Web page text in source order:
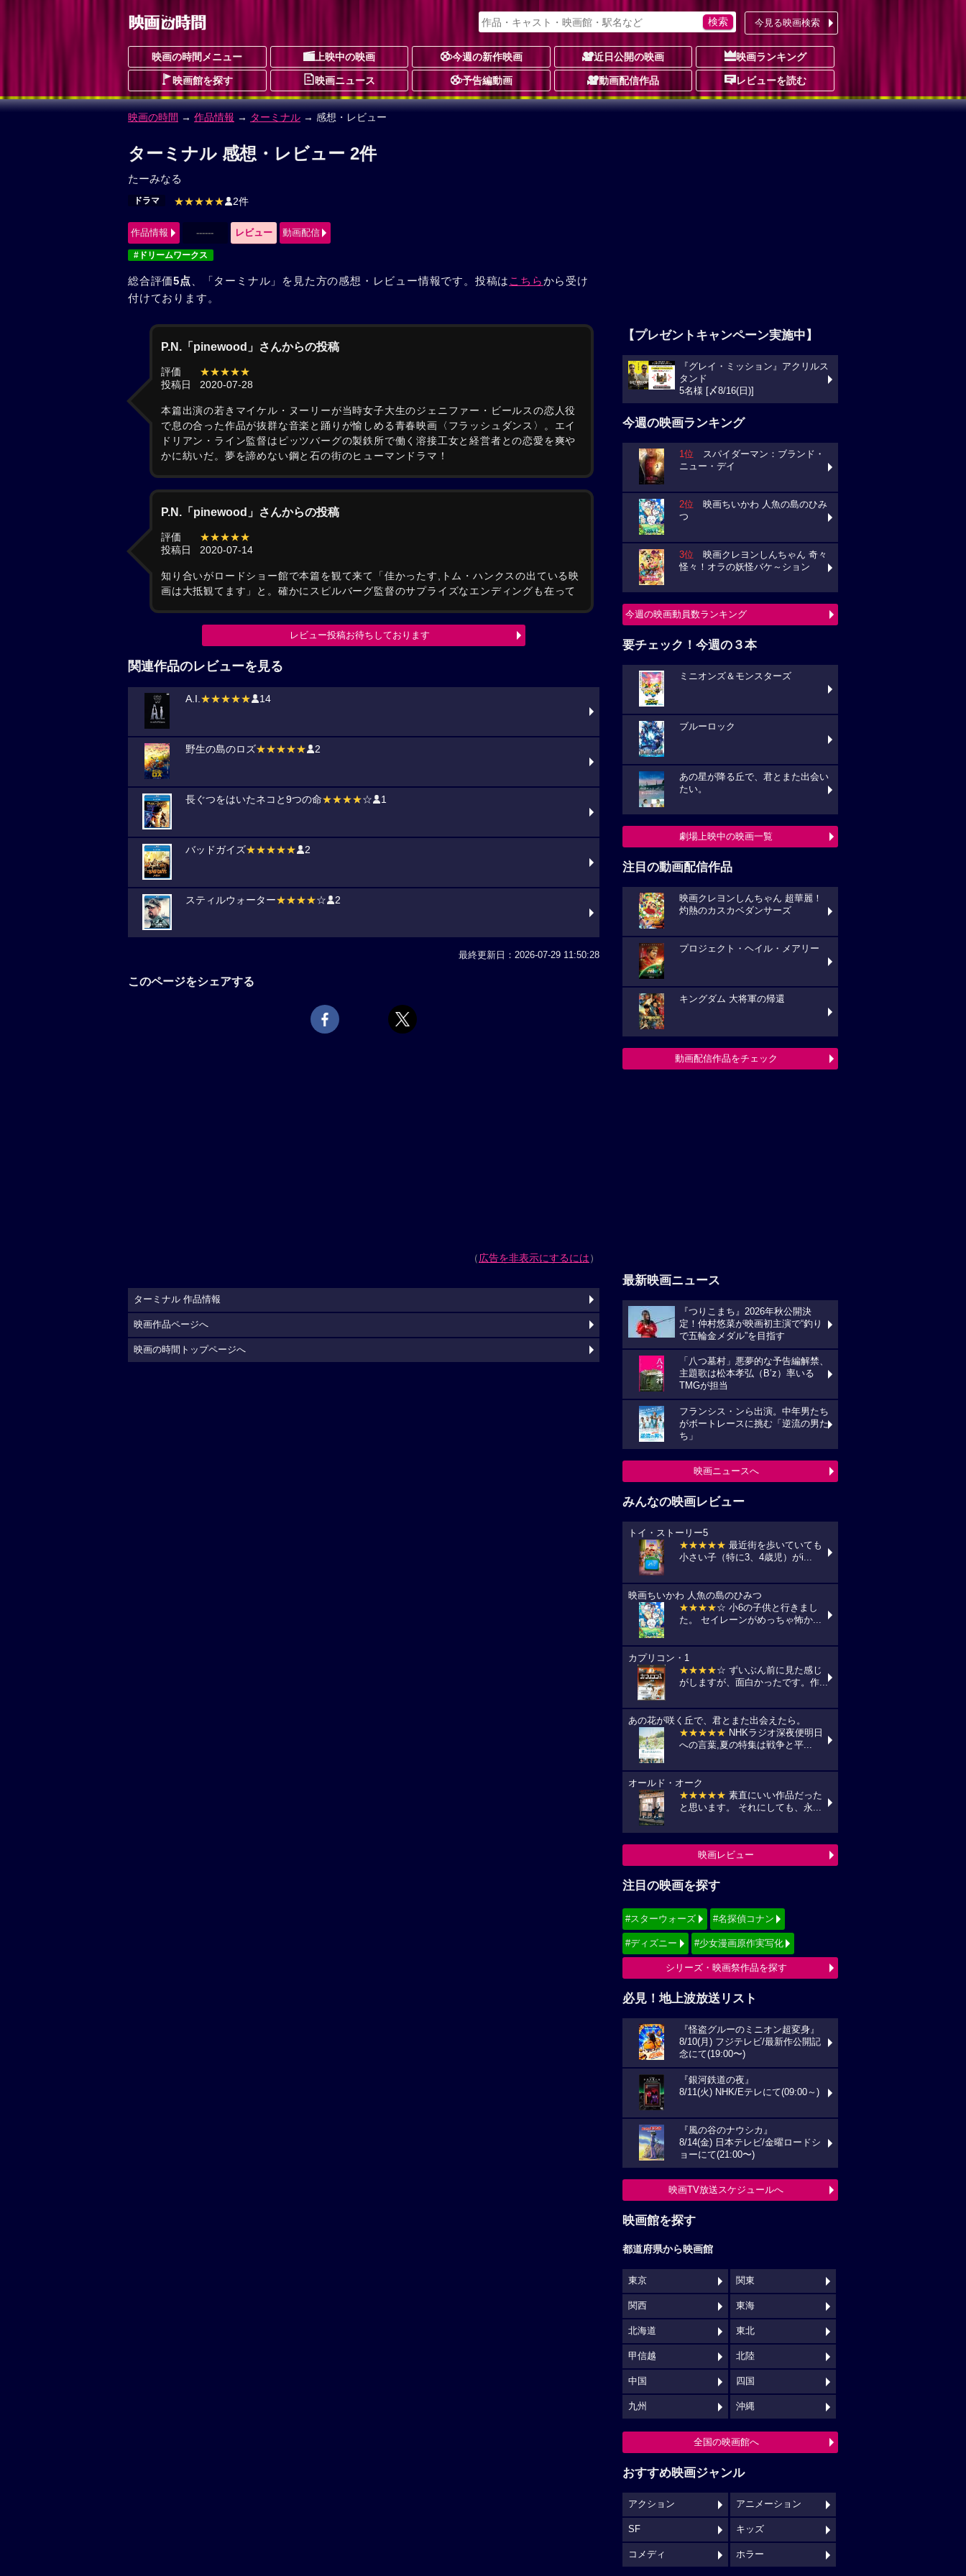
今見る映画検索
映画の時間メニュー 上映中の映画 今週の新作映画 近日公開の映画 映画ランキング
映画館を探す 映画ニュース 予告編動画 動画配信作品 レビューを読む
映画の時間 → 作品情報 → ターミナル → 感想・レビュー
ターミナル 感想・レビュー 2件
たーみなる
ドラマ ★★★★★ 2件
作品情報 ------ レビュー 動画配信
#ドリームワークス
総合評価5点 、「ターミナル」を見た方の感想・レビュー情報です。投稿は こちらから受け
付けております。
P.N.「pinewood」さんからの投稿
評価
★★★★★
投稿日
2020-07-28
本篇出演の若きマイケル・ヌーリーが当時女子大生のジェニファー・ビールスの恋人役
で息の合った作品が抜群な音楽と踊りが愉しめる青春映画〈フラッシュダンス〉。エイ
ドリアン・ライン監督はピッツバーグの製鉄所で働く溶接工女と経営者との恋愛を爽や
かに紡いだ。夢を諦めない鋼と石の街のヒューマンドラマ！
P.N.「pinewood」さんからの投稿
評価
★★★★★
投稿日
2020-07-14
知り合いがロードショー館で本篇を観て来て「佳かったす,トム・ハンクスの出ている映
画は大抵観てます」と。確かにスピルバーグ監督のサプライズなエンディングも在って
レビュー投稿お待ちしております
関連作品のレビューを見る
A.I.★★★★★ 14
野生の島のロズ★★★★★ 2
長ぐつをはいたネコと9つの命★★★★☆ 1
バッドガイズ★★★★★ 2
スティルウォーター★★★★☆ 2
最終更新日：2026-07-29 11:50:28
このページをシェアする
（広告を非表示にするには）
【プレゼントキャンペーン実施中】
『グレイ・ミッション』アクリルス
タンド
5名様 [〆8/16(日)]
今週の映画ランキング
1位 スパイダーマン：ブランド・
ニュー・デイ
2位 映画ちいかわ 人魚の島のひみ
つ
3位 映画クレヨンしんちゃん 奇々
怪々！オラの妖怪バケ～ション
今週の映画動員数ランキング
要チェック！今週の３本
ミニオンズ＆モンスターズ
ブルーロック
あの星が降る丘で、君とまた出会い
たい。
劇場上映中の映画一覧
注目の動画配信作品
映画クレヨンしんちゃん 超華麗！
灼熱のカスカベダンサーズ
プロジェクト・ヘイル・メアリー
キングダム 大将軍の帰還
動画配信作品をチェック
最新映画ニュース
『つりこまち』2026年秋公開決
定！仲村悠菜が映画初主演で“釣り
で五輪金メダル”を目指す
「八つ墓村」悪夢的な予告編解禁、
主題歌は松本孝弘（B’z）率いる
TMGが担当
フランシス・ンら出演。中年男たち
がボートレースに挑む「逆流の男た
ち」
映画ニュースへ
みんなの映画レビュー
トイ・ストーリー5
★★★★★ 最近街を歩いていても
小さい子（特に3、4歳児）がi...
映画ちいかわ 人魚の島のひみつ
★★★★☆ 小6の子供と行きまし
た。 セイレーンがめっちゃ怖か...
カプリコン・1
★★★★☆ ずいぶん前に見た感じ
がしますが、面白かったです。作...
あの花が咲く丘で、君とまた出会えたら。
★★★★★ NHKラジオ深夜便明日
への言葉,夏の特集は戦争と平...
オールド・オーク
★★★★★ 素直にいい作品だった
と思います。 それにしても、永...
映画レビュー
注目の映画を探す
#スターウォーズ #名探偵コナン
#ディズニー #少女漫画原作実写化
シリーズ・映画祭作品を探す
必見！地上波放送リスト
『怪盗グルーのミニオン超変身』
8/10(月) フジテレビ/最新作公開記
念にて(19:00〜)
『銀河鉄道の夜』
8/11(火) NHK/Eテレにて(09:00～)
『風の谷のナウシカ』
8/14(金) 日本テレビ/金曜ロードシ
ョーにて(21:00〜)
映画TV放送スケジュールへ
映画館を探す
都道府県から映画館
東京 関東
関西 東海
北海道 東北
甲信越 北陸
中国 四国
九州 沖縄
全国の映画館へ
おすすめ映画ジャンル
アクション アニメーション
SF キッズ
コメディ ホラー
ターミナル 作品情報
映画作品ページへ
映画の時間トップページへ